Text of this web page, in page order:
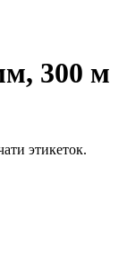
300 м
этикеток.